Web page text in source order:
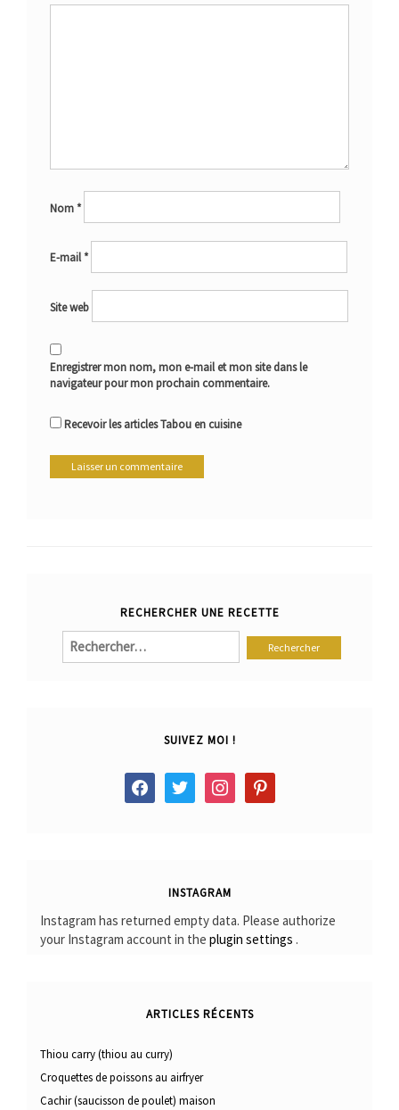
Nom*
E-mail*
Site web
Enregistrer mon nom, mon e-mail et mon site dans le
navigateur pour mon prochain commentaire.
Recevoir les articles Tabou en cuisine
RECHERCHER UNE RECETTE
Rechercher :
SUIVEZ MOI !
facebook twitter instagram pinterest
INSTAGRAM
Instagram has returned empty data. Please authorize
your Instagram account in the plugin settings .
ARTICLES RÉCENTS
Thiou carry (thiou au curry)
Croquettes de poissons au airfryer
Cachir (saucisson de poulet) maison